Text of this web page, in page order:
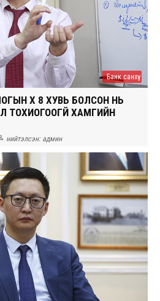
Банк санхүү
ХҮҮ 8 ХУВЬ БОЛСОН НЬ
ТОХИОГООГҮЙ ХАМГИЙН
нийтэлсэн: админ